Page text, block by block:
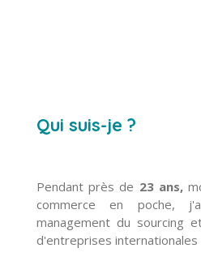
Qui suis-je ?
Pendant près de 23 ans,
commerce en poche,
management du sourcing
d'entreprises internationales